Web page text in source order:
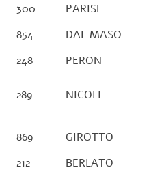
300
PARISE
854
DAL MASO
248
PERON
289 NICOLI
869 GIROTTO
212
BERLATO